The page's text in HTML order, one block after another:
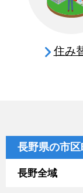
住み
長野県の市
長野全域